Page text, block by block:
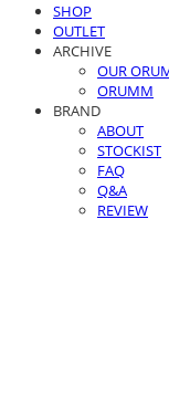
SHOP
OUTLET
ARCHIVE
OUR
ORUMM
BRAND
ABOUT
STOCKIST
FAQ
Q&A
REVIEW